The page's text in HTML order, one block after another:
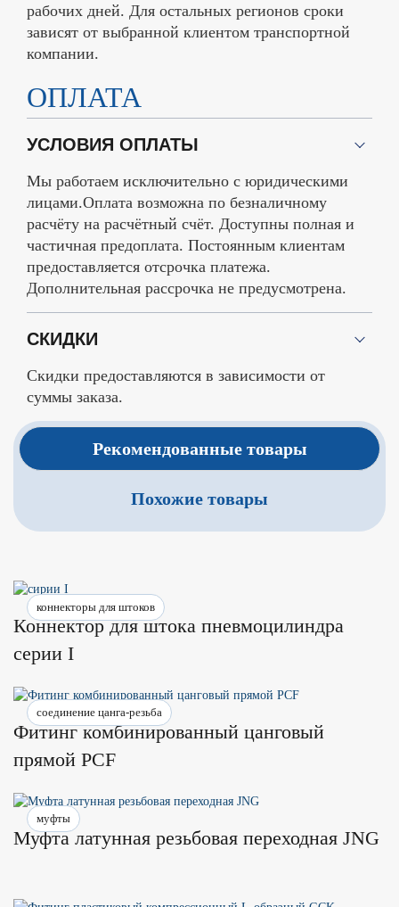
рабочих дней. Для остальных регионов сроки
зависят от выбранной клиентом транспортной
компании.
ОПЛАТА
УСЛОВИЯ ОПЛАТЫ
Мы работаем исключительно с юридическими
лицами.Оплата возможна по безналичному
расчёту на расчётный счёт. Доступны полная и
частичная предоплата. Постоянным клиентам
предоставляется отсрочка платежа.
Дополнительная рассрочка не предусмотрена.
СКИДКИ
Скидки предоставляются в зависимости от
суммы заказа.
Рекомендованные товары
Похожие товары
коннекторы для штоков
Коннектор для штока пневмоцилиндра
серии I
соединение цанга-резьба
Фитинг комбинированный цанговый
прямой PCF
муфты
Муфта латунная резьбовая переходная JNG